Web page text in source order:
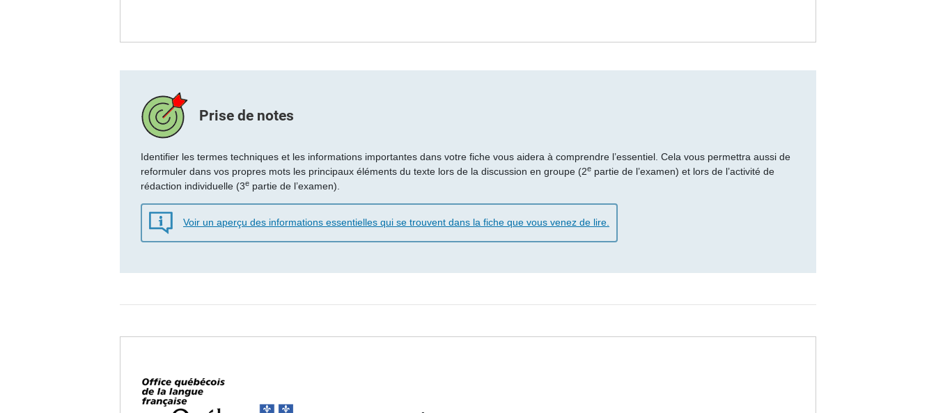
Prise de notes
Identifier les termes techniques et les informations importantes dans votre fiche vous aidera à comprendre l’essentiel. Cela vous permettra aussi de
reformuler dans vos propres mots les principaux éléments du texte lors de la discussion en groupe (2e partie de l’examen) et lors de l’activité de
rédaction individuelle (3e partie de l’examen).
Voir un aperçu des informations essentielles qui se trouvent dans la fiche que vous venez de lire.